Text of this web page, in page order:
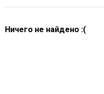
Ничего не найдено :(